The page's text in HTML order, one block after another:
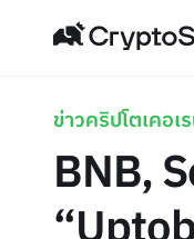
ข่าวคริปโตเคอเ
BNB,